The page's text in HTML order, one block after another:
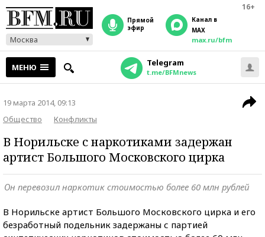
16+
Москва
прямой
эфир
Канал в
MAX
max.ru/bfm
МЕНЮ Telegram
t.me/BFMnews
19 марта 2014, 09:13
Общество
Конфликты
В Норильске с наркотиками задержан
артист Большого Московского цирка
Он перевозил наркотик стоимостью более 60 млн рублей
В Норильске артист Большого Московского цирка и его
безработный подельник задержаны с партией